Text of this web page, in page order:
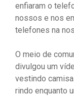
enfiaram o
nossos e nos
telefones na
O meio de
divulgou um
vestindo
rindo enquanto